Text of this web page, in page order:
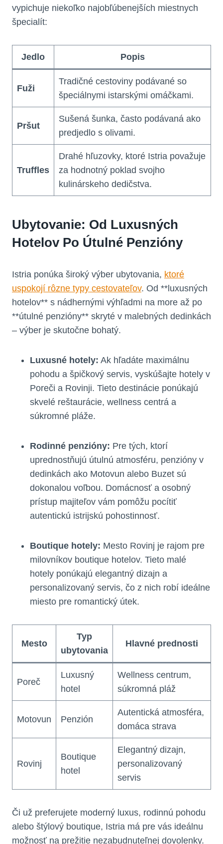
vypichuje niekoľko najobľúbenejších miestnych
špecialít:
Jedlo Popis
Fuži
Tradičné cestoviny podávané so
špeciálnymi istarskými omáčkami.
Pršut
Sušená šunka, často podávaná ako
predjedlo s olivami.
Truffles
Drahé hľuzovky, ktoré Istria považuje
za hodnotný poklad svojho
kulinárskeho dedičstva.
Ubytovanie: Od Luxusných
Hotelov Po Útulné Penzióny
Istria ponúka široký výber ubytovania, ktoré
uspokojí rôzne typy cestovateľov. Od **luxusných
hotelov** s nádhernými výhľadmi na more až po
**útulné penzióny** skryté v malebných dedinkách
– výber je skutočne bohatý.
Luxusné hotely: Ak hľadáte maximálnu
pohodu a špičkový servis, vyskúšajte hotely v
Poreči a Rovinji. Tieto destinácie ponúkajú
skvelé reštaurácie, wellness centrá a
súkromné pláže.
Rodinné penzióny: Pre tých, ktorí
uprednostňujú útulnú atmosféru, penzióny v
dedinkách ako Motovun alebo Buzet sú
dokonalou voľbou. Domácnosť a osobný
prístup majiteľov vám pomôžu pocítiť
autentickú istrijskú pohostinnosť.
Boutique hotely: Mesto Rovinj je rajom pre
milovníkov boutique hotelov. Tieto malé
hotely ponúkajú elegantný dizajn a
personalizovaný servis, čo z nich robí ideálne
miesto pre romantický útek.
Mesto
Typ
ubytovania
Hlavné prednosti
Poreč
Luxusný
hotel
Wellness centrum,
súkromná pláž
Motovun Penzión
Autentická atmosféra,
domáca strava
Rovinj
Boutique
hotel
Elegantný dizajn,
personalizovaný
servis
Či už preferujete moderný luxus, rodinnú pohodu
alebo štýlový boutique, Istria má pre vás ideálnu
možnosť na prežitie nezabudnuteľnej dovolenky.